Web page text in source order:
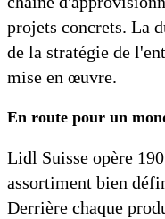
projets concrets. La
de la stratégie de
mise en œuvre.
En route pour un
Lidl Suisse opère
assortiment bien
Derrière chaque